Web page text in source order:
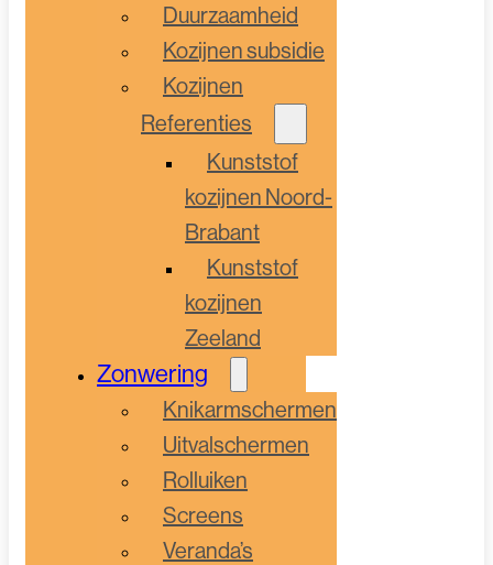
Duurzaamheid
Kozijnen subsidie
Kozijnen
Referenties
Kunststof
kozijnen Noord-
Brabant
Kunststof
kozijnen
Zeeland
Zonwering
Knikarmschermen
Uitvalschermen
Rolluiken
Screens
Veranda’s